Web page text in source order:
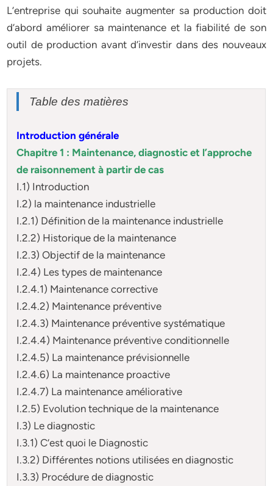
L’entreprise qui souhaite augmenter sa production doit
d’abord améliorer sa maintenance et la fiabilité de son
outil de production avant d’investir dans des nouveaux
projets.
Table des matières
Introduction générale
Chapitre 1 : Maintenance, diagnostic et l’approche
de raisonnement à partir de cas
I.1) Introduction
I.2) la maintenance industrielle
I.2.1) Définition de la maintenance industrielle
I.2.2) Historique de la maintenance
I.2.3) Objectif de la maintenance
I.2.4) Les types de maintenance
I.2.4.1) Maintenance corrective
I.2.4.2) Maintenance préventive
I.2.4.3) Maintenance préventive systématique
I.2.4.4) Maintenance préventive conditionnelle
I.2.4.5) La maintenance prévisionnelle
I.2.4.6) La maintenance proactive
I.2.4.7) La maintenance améliorative
I.2.5) Evolution technique de la maintenance
I.3) Le diagnostic
I.3.1) C’est quoi le Diagnostic
I.3.2) Différentes notions utilisées en diagnostic
I.3.3) Procédure de diagnostic